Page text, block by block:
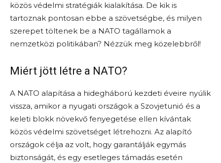
közös védelmi stratégiák kialakítása. De kik is
tartoznak pontosan ebbe a szövetségbe, és milyen
szerepet töltenek be a NATO tagállamok a
nemzetközi politikában? Nézzük meg közelebbről!
Miért jött létre a NATO?
A NATO alapítása a hidegháború kezdeti éveire nyúlik
vissza, amikor a nyugati országok a Szovjetunió és a
keleti blokk növekvő fenyegetése ellen kívántak
közös védelmi szövetséget létrehozni. Az alapító
országok célja az volt, hogy garantálják egymás
biztonságát, és egy esetleges támadás esetén